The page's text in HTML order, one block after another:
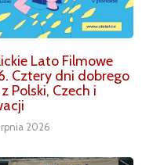
Lato Filmowe
Cztery dni dobrego
Polski, Czech i
2026